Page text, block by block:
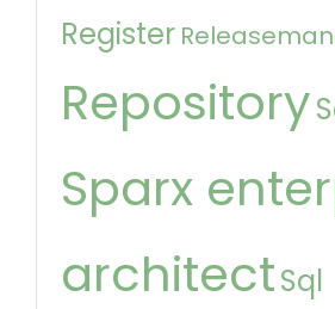
Register
Repository
Sparx
architectSql